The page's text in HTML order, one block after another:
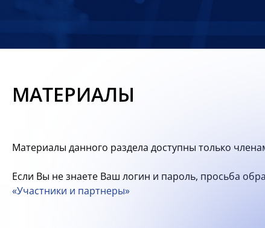
МАТЕРИАЛЫ
Материалы данного раздела доступны только
Если Вы не знаете Ваш логин и пароль, просьба
«Участники и партнеры»